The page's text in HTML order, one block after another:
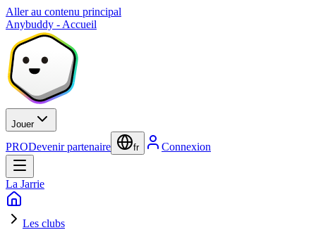
Aller au contenu principal
Anybuddy - Accueil
Jouer
PRODevenir partenaire fr Connexion
La Jarrie
Les clubs